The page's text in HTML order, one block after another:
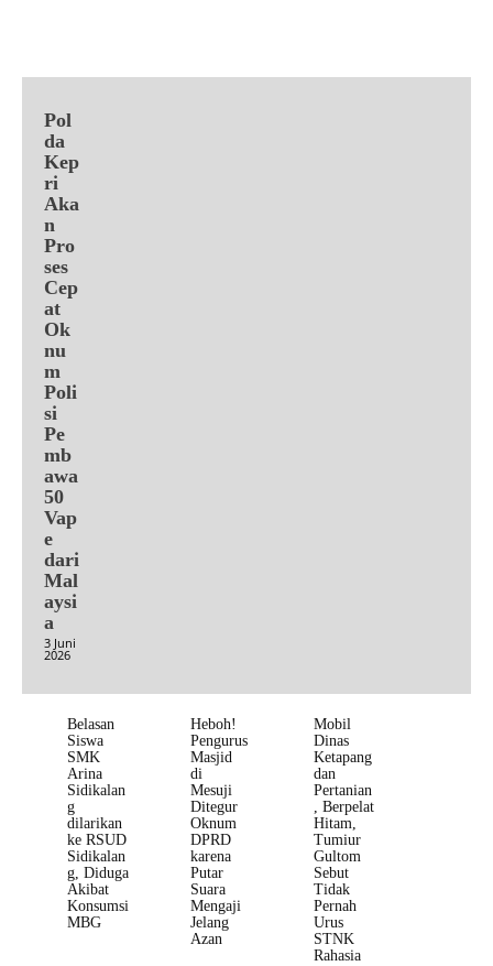
Pol
da
Kep
ri
Aka
n
Pro
ses
Cep
at
Ok
nu
m
Poli
si
Pe
mb
awa
50
Vap
e
dari
Mal
aysi
a
3 Juni
2026
Belasan
Siswa
SMK
Arina
Sidikalan
g
dilarikan
ke RSUD
Sidikalan
g, Diduga
Akibat
Konsumsi
MBG
Heboh!
Pengurus
Masjid
di
Mesuji
Ditegur
Oknum
DPRD
karena
Putar
Suara
Mengaji
Jelang
Azan
Mobil
Dinas
Ketapang
dan
Pertanian
, Berpelat
Hitam,
Tumiur
Gultom
Sebut
Tidak
Pernah
Urus
STNK
Rahasia